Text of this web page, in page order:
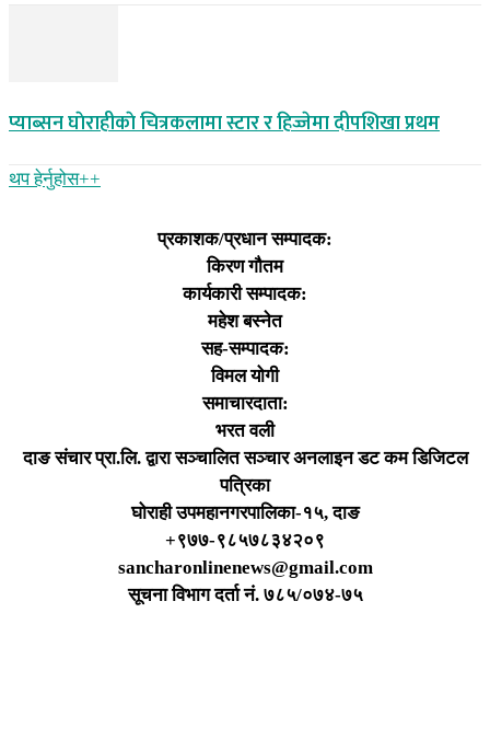
प्याब्सन घाेराहीकाे चित्रकलामा स्टार र हिज्जेमा दीपशिखा प्रथम
थप हेर्नुहोस‌++
प्रकाशक/प्रधान सम्पादक:
किरण गौतम
कार्यकारी सम्पादक:
महेश बस्नेत
सह-सम्पादक:
विमल योगी
समाचारदाता:
भरत वली
दाङ संचार प्रा.लि. द्वारा सञ्चालित सञ्चार अनलाइन डट कम डिजिटल
पत्रिका
घोराही उपमहानगरपालिका-१५, दाङ
+९७७-९८५७८३४२०९
sancharonlinenews@gmail.com
सूचना विभाग दर्ता न‌ं. ७८५/०७४-७५